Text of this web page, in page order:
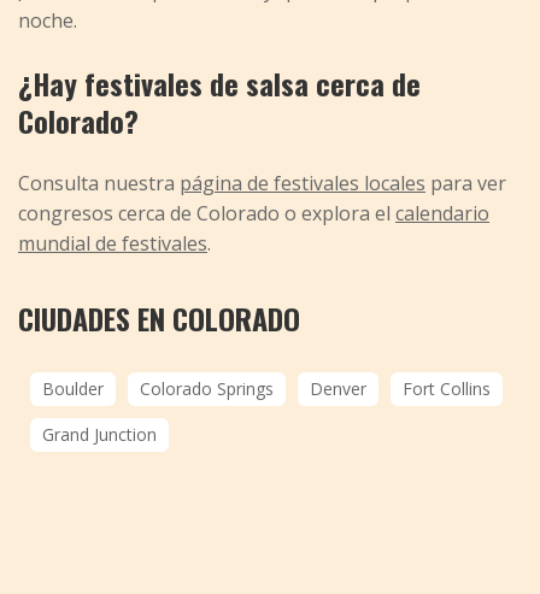
noche.
¿Hay festivales de salsa cerca de
Colorado?
Consulta nuestra página de festivales locales para ver
congresos cerca de Colorado o explora el calendario
mundial de festivales.
CIUDADES EN COLORADO
Boulder Colorado Springs Denver
Fort Collins
Grand Junction